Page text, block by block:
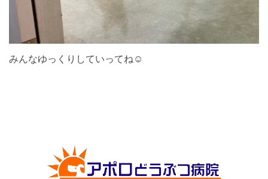
みんなゆっくりしていってね☺︎